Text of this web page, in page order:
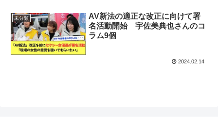
未分類
AV新法の適正な改正に向けて署
名活動開始 宇佐美典也さんのコ
ラム9個
2024.02.14